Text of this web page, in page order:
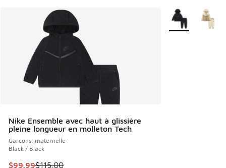
Nike Ensemble avec haut à glissière
pleine longueur en molleton Tech
Garçons, maternelle
Black / Black
Cet article est en solde. Le prix est passé de $115.00 à
$99.99$115.00
Plus de couleurs